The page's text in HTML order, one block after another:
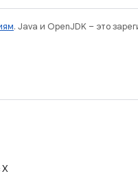
. Java и OpenJDK – это